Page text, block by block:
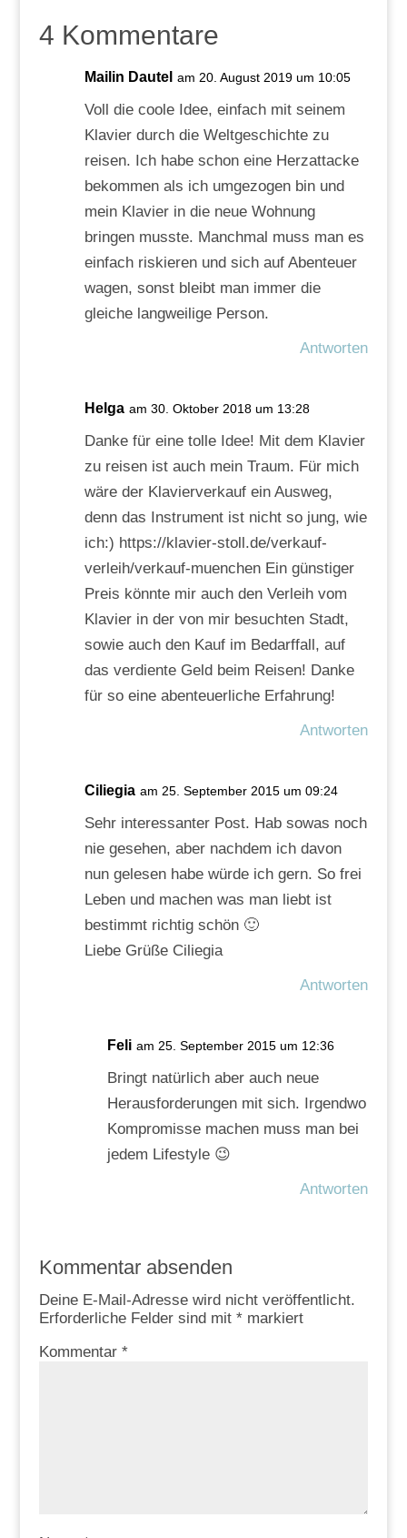
4 Kommentare
Mailin Dautel am 20. August 2019 um 10:05
Voll die coole Idee, einfach mit seinem
Klavier durch die Weltgeschichte zu
reisen. Ich habe schon eine Herzattacke
bekommen als ich umgezogen bin und
mein Klavier in die neue Wohnung
bringen musste. Manchmal muss man es
einfach riskieren und sich auf Abenteuer
wagen, sonst bleibt man immer die
gleiche langweilige Person.
Antworten
Helga am 30. Oktober 2018 um 13:28
Danke für eine tolle Idee! Mit dem Klavier
zu reisen ist auch mein Traum. Für mich
wäre der Klavierverkauf ein Ausweg,
denn das Instrument ist nicht so jung, wie
ich:) https://klavier-stoll.de/verkauf-
verleih/verkauf-muenchen Ein günstiger
Preis könnte mir auch den Verleih vom
Klavier in der von mir besuchten Stadt,
sowie auch den Kauf im Bedarffall, auf
das verdiente Geld beim Reisen! Danke
für so eine abenteuerliche Erfahrung!
Antworten
Ciliegia am 25. September 2015 um 09:24
Sehr interessanter Post. Hab sowas noch
nie gesehen, aber nachdem ich davon
nun gelesen habe würde ich gern. So frei
Leben und machen was man liebt ist
bestimmt richtig schön 🙂
Liebe Grüße Ciliegia
Antworten
Feli am 25. September 2015 um 12:36
Bringt natürlich aber auch neue
Herausforderungen mit sich. Irgendwo
Kompromisse machen muss man bei
jedem Lifestyle 😉
Antworten
Kommentar absenden
Deine E-Mail-Adresse wird nicht veröffentlicht.
Erforderliche Felder sind mit *markiert
Kommentar *